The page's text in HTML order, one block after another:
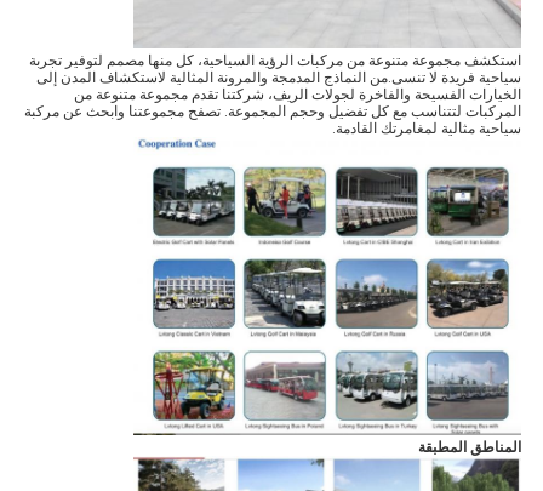
استكشف مجموعة متنوعة من مركبات الرؤية السياحية، كل منها مصمم لتوفير تجربة
سياحية فريدة لا تنسى.من النماذج المدمجة والمرونة المثالية لاستكشاف المدن إلى
الخيارات الفسيحة والفاخرة لجولات الريف، شركتنا تقدم مجموعة متنوعة من
المركبات لتتناسب مع كل تفضيل وحجم المجموعة. تصفح مجموعتنا وابحث عن مركبة
سياحية مثالية لمغامرتك القادمة.
المناطق المطبقة